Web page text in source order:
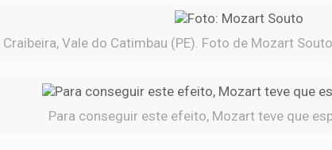
Craibeira, Vale do Catimbau (PE). Foto de Mozart
Para conseguir este efeito, Mozart teve que